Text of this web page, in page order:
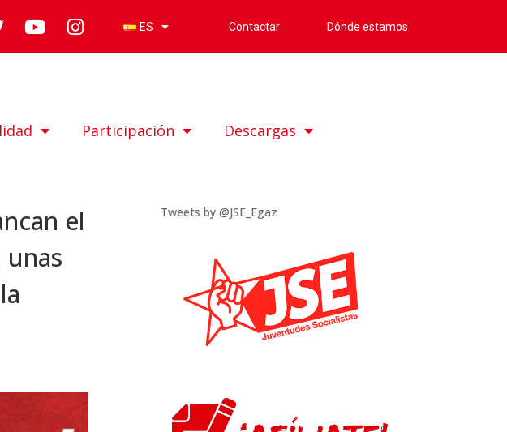
ES Contactar Dónde estamos
Participación Descargas
el
Tweets by @JSE_Egaz